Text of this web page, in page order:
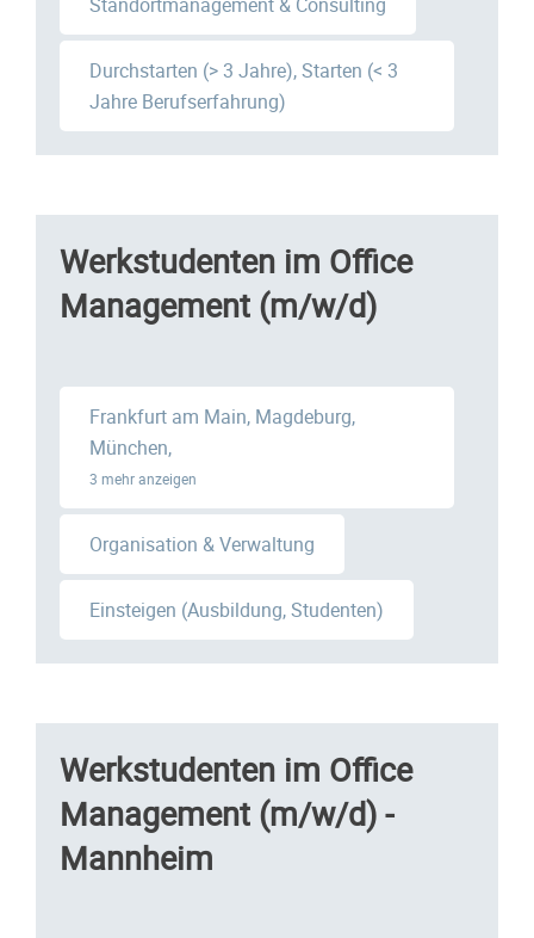
Durchstarten (> 3 Jahre), Starten (< 3
Jahre Berufserfahrung)
Werkstudenten im Office
Management (m/w/d)
Frankfurt am Main, Magdeburg,
München,
3 mehr anzeigen
Organisation & Verwaltung
Einsteigen (Ausbildung, Studenten)
Werkstudenten im Office
Management (m/w/d) -
Mannheim